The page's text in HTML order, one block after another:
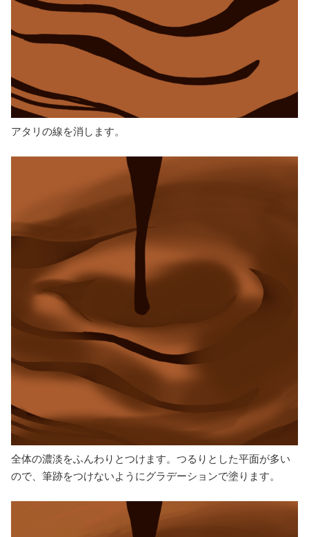
アタリの線を消します。
全体の濃淡をふんわりとつけます。つるりとした平面が多い
ので、筆跡をつけないようにグラデーションで塗ります。